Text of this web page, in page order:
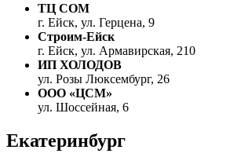
ТЦ СОМ
г. Ейск, ул. Герцена, 9
Строим-Ейск
г. Ейск, ул. Армавирская, 210
ИП ХОЛОДОВ
ул. Розы Люксембург, 26
ООО «ЦСМ»
ул. Шоссейная, 6
Екатеринбург